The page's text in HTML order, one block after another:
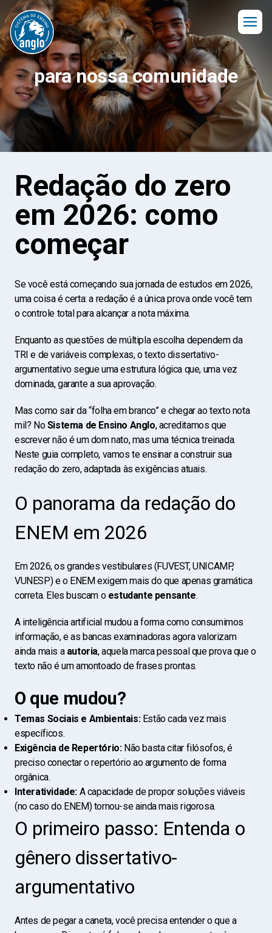
para nossa comunidade
Redação do zero
em 2026: como
começar
Se você está começando sua jornada de estudos em 2026,
uma coisa é certa: a redação é a única prova onde você tem
o controle total para alcançar a nota máxima.
Enquanto as questões de múltipla escolha dependem da
TRI e de variáveis complexas, o texto dissertativo-
argumentativo segue uma estrutura lógica que, uma vez
dominada, garante a sua aprovação.
Mas como sair da “folha em branco” e chegar ao texto nota
mil? NoSistema de Ensino Anglo, acreditamos que
escrever não é um dom nato, mas uma técnica treinada.
Neste guia completo, vamos te ensinar a construir sua
redação do zero, adaptada às exigências atuais.
O panorama da redação do
ENEM em 2026
Em 2026, os grandes vestibulares (FUVEST, UNICAMP,
VUNESP) e o ENEM exigem mais do que apenas gramática
correta. Eles buscam o estudante pensante.
A inteligência artificial mudou a forma como consumimos
informação, e as bancas examinadoras agora valorizam
ainda mais a autoria, aquela marca pessoal que prova que o
texto não é um amontoado de frases prontas.
O que mudou?
Temas Sociais e Ambientais:Estão cada vez mais
específicos.
Exigência de Repertório:Não basta citar filósofos, é
preciso conectar o repertório ao argumento de forma
orgânica.
Interatividade: A capacidade de propor soluções viáveis
(no caso do ENEM) tornou-se ainda mais rigorosa.
O primeiro passo: Entenda o
gênero dissertativo-
argumentativo
Antes de pegar a caneta, você precisa entender o que a